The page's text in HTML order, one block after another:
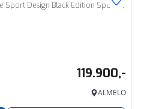
PORSCHE Coupe Coupe E-Hybride Sport Design Black Edition Sport-chrono Pakket-Soft Close -Bose
119.900,-
ALMELO